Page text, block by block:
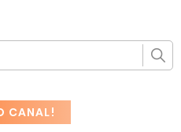
CANAL!